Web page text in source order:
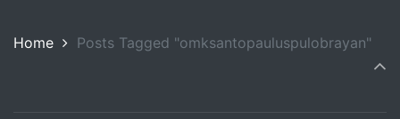
Home Posts Tagged "omksantopauluspulobrayan"